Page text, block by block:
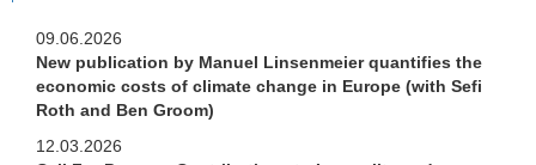
Teaching
Thesis Requirements
09.06.2026
New publication by Manuel Linsenmeier quantifies the
economic costs of climate change in Europe (with Sefi
Roth and Ben Groom)
12.03.2026